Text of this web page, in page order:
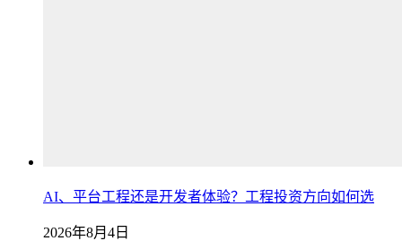
AI、平台工程还是开发者体验？工程投资方向如何选
2026年8月4日